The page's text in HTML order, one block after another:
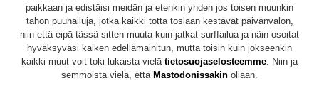
paikkaan ja edistäisi meidän ja etenkin yhden jos toisen muunkin
tahon puuhailuja, jotka kaikki totta tosiaan kestävät päivänvalon,
niin että eipä tässä sitten muuta kuin jatkat surffailua ja näin osoitat
hyväksyväsi kaiken edellämainitun, mutta toisin kuin jokseenkin
kaikki muut voit toki lukaista vielä tietosuojaselosteemme . Niin ja
semmoista vielä, että Mastodonissakin ollaan.